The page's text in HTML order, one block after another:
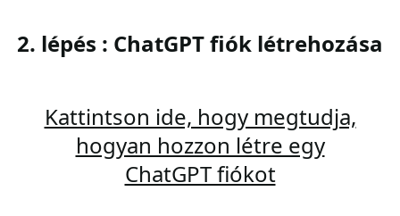
2. lépés : ChatGPT fiók létrehozása
Kattintson ide, hogy megtudja,
hogyan hozzon létre egy
ChatGPT fiókot